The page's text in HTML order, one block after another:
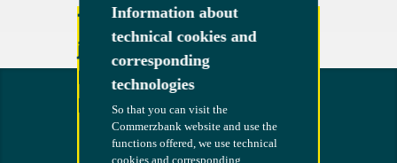
További kérdése vagy
javaslata van?
Kérjük, forduljon
hozzánk bizalommal!
Information about
technical cookies and
corresponding
technologies
So that you can visit the
Commerzbank website and use the
functions offered, we use technical
cookies and corresponding
Information about
technical cookies and
corresponding
technologies
So that you can visit the
Commerzbank website and use the
functions offered, we use technical
cookies and corresponding